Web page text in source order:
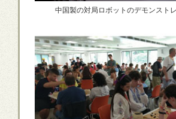
中国製の対局ロボットのデモンストレ